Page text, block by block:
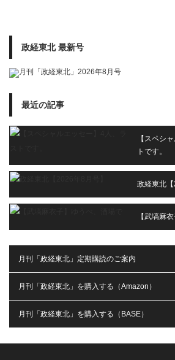
政経東北 最新号
最近の記事
【スペシ
トです。
政経東北【
【武塙麻
月刊「政経東北」定期購読のご案内
月刊「政経東北」を購入する（Amazon）
月刊「政経東北」を購入する（BASE）